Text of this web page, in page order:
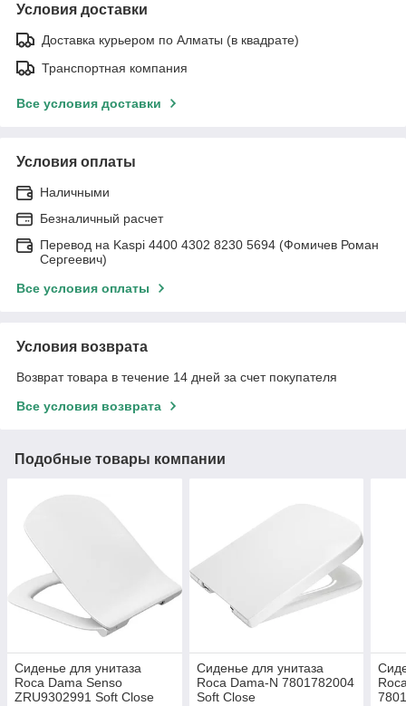
Условия доставки
Доставка курьером по Алматы (в квадрате)
Транспортная компания
Все условия доставки
Условия оплаты
Наличными
Безналичный расчет
Перевод на Kaspi 4400 4302 8230 5694 (Фомичев Роман
Сергеевич)
Все условия оплаты
Условия возврата
Возврат товара в течение 14 дней за счет покупателя
Все условия возврата
Подобные товары компании
Сиденье для унитаза
Roca Dama Senso
ZRU9302991 Soft Close
Сиденье для унитаза
Roca Dama-N 7801782004
Soft Close